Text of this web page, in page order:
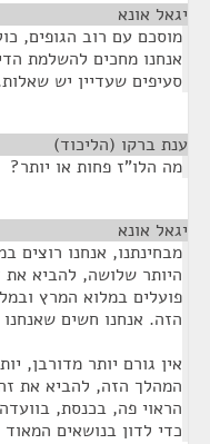
יגאל אונא
מוסכם עם רוב הגופים,
אנחנו מחכים להשלמת
סעיפים שעדיין יש
ענת ברקו (הליכוד)
מה הלו"ז פחות או יותר?
יגאל אונא
מבחינתנו, אנחנו רוצים
היותר שלושה, להביא את
פועלים במלוא המרץ
הזה. אנחנו חשים
אין גורם יותר מדורבן,
המהלך הזה, להביא את
הראוי פה, בכנסת,
כדי לדון בנושאים